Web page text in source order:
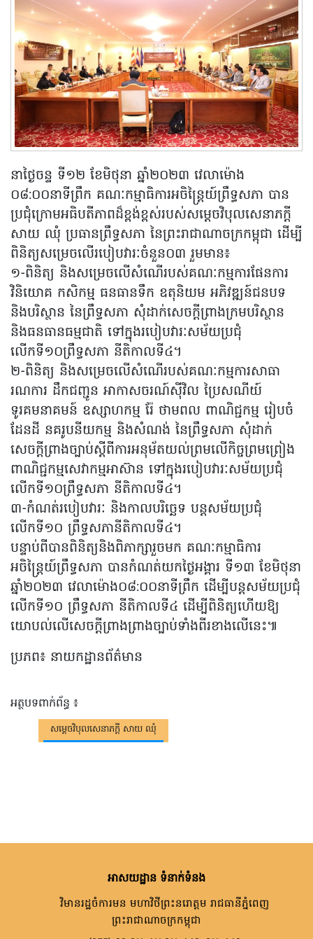
នាថ្ងៃចន្ទ ទី១២ ខែមិថុនា ឆ្នាំ២០២៣ វេលាម៉ោង
០៨:០០នាទីព្រឹក គណៈកម្មាធិការអចិន្រ្តៃយ៍ព្រឹទ្ធសភា បាន
ប្រជុំក្រោមអធិបតីភាពដ៏ខ្ពង់ខ្ពស់របស់សម្តេចវិបុលសេនាភក្តី
សាយ ឈុំ ប្រធានព្រឹទ្ធសភា នៃព្រះរាជាណាចក្រកម្ពុជា ដើម្បី
ពិនិត្យសម្រេចលើរបៀបវារៈចំនួន០៣ រួមមាន៖
១-ពិនិត្យ និងសម្រេចលើសំណើរបស់គណៈកម្មការផែនការ
វិនិយោគ កសិកម្ម ធនធានទឹក ឧតុនិយម អភិវឌ្ឍន៍ជនបទ
និងបរិស្ថាន នៃព្រឹទ្ធសភា សុំដាក់សេចក្តីព្រាងក្រមបរិស្ថាន
និងធនធានធម្មជាតិ ទៅក្នុងរបៀបវារៈសម័យប្រជុំ
លើកទី១០ព្រឹទ្ធសភា នីតិកាលទី៤។
២-ពិនិត្យ និងសម្រេចលើសំណើរបស់គណៈកម្មការសាធា
រណការ ដឹកជញ្ជូន អាកាសចរណ៍ស៊ីវិល ប្រៃសណីយ៍
ទូរគមនាគមន៍ ឧស្សាហកម្ម រ៉ែ ថាមពល ពាណិជ្ជកម្ម រៀបចំ
ដែនដី នគរូបនីយកម្ម និងសំណង់ នៃព្រឹទ្ធសភា សុំដាក់
សេចក្តីព្រាងច្បាប់ស្តីពីការអនុម័តយល់ព្រមលើកិច្ចព្រមព្រៀង
ពាណិជ្ជកម្មសេវាកម្មអាស៊ាន ទៅក្នុងរបៀបវារៈសម័យប្រជុំ
លើកទី១០ព្រឹទ្ធសភា នីតិកាលទី៤។
៣-កំណត់របៀបវារៈ និងកាលបរិច្ឆេទ បន្តសម័យប្រជុំ
លើកទី១០ ព្រឹទ្ធសភានីតិកាលទី៤។
បន្ទាប់ពីបានពិនិត្យនិងពិភាក្សារួចមក គណៈកម្មាធិការ
អចិន្ត្រៃយ៍ព្រឹទ្ធសភា បានកំណត់យកថ្ងៃអង្គារ ទី១៣ ខែមិថុនា
ឆ្នាំ២០២៣ វេលាម៉ោង០៨:០០នាទីព្រឹក ដើម្បីបន្តសម័យប្រជុំ
លើកទី១០ ព្រឹទ្ធសភា នីតិកាលទី៤ ដើម្បីពិនិត្យហើយឱ្យ
យោបល់លើសេចក្តីព្រាងព្រាងច្បាប់ទាំងពីរខាងលើនេះ៕
ប្រភព៖ នាយកដ្ឋានព័ត៌មាន
អត្ថបទពាក់ព័ន្ធ ៖
សម្តេចវិបុលសេនាភក្តី សាយ ឈុំ
អាសយដ្ឋាន ទំនាក់ទំនង
វិមានរដ្ឋចំការមន មហាវិថីព្រះនរោត្តម រាជធានីភ្នំពេញ
ព្រះរាជាណាចក្រកម្ពុជា